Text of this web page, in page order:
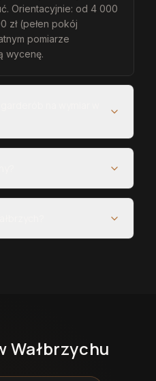
Orientacyjnie: od 4 000
zł (pełen pokój
pomiarze
wycenę.
Wałbrzychu